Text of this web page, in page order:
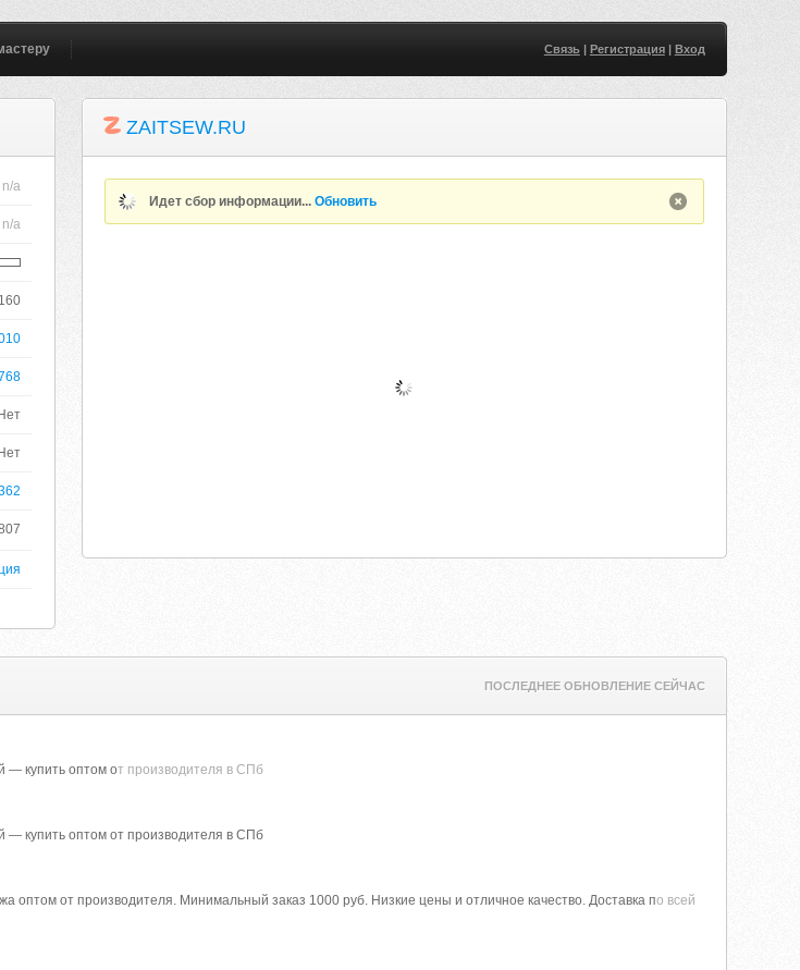
Связь| Регистрация| Вход
n/a
n/a
160
Нет
Нет
ZAITSEW.RU
Идет сбор информации...Обновить
ПОСЛЕДНЕЕ ОБНОВЛЕНИЕ СЕЙЧАС
— купить оптом от производителя в СПб
— купить оптом от производителя в СПб
оптом от производителя. Минимальный заказ 1000 руб. Низкие цены и отличное качество. Доставка по всей